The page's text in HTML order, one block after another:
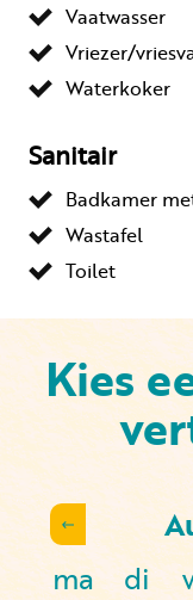
Vaatwasser
Vriezer/
Waterkoker
Sanitair
Badkamer
Wastafel
Toilet
Kies
ma di